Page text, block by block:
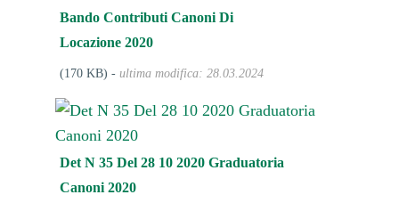
Bando Contributi Canoni Di
Locazione 2020
(170 KB) -ultima modifica: 28.03.2024
Det N 35 Del 28 10 2020 Graduatoria
Canoni 2020